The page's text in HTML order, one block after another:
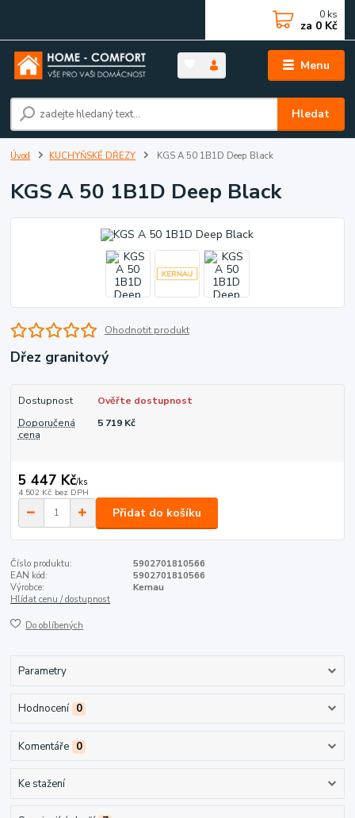
Menu
Hledat
0 ks
za 0 Kč
Úvod KUCHYŇSKÉ DŘEZY KGS A 50 1B1D Deep Black
KGS A 50 1B1D Deep Black
Ohodnotit produkt
Dřez granitový
Dostupnost
Ověřte dostupnost
Doporučená
cena
5 719 Kč
5 447 Kč/ks
4 502 Kč bez DPH
Přidat do košíku
Číslo produktu:
5902701810566
EAN kód:
5902701810566
Výrobce:
Kernau
Hlídat cenu / dostupnost
Do oblíbených
Parametry
Hodnocení 0
Komentáře 0
Ke stažení